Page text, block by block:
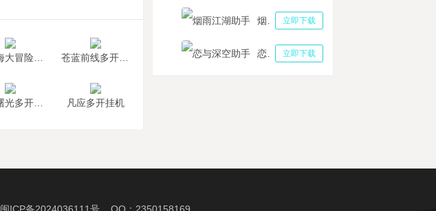
凡应多开挂机
立即下载
立即下载
闽ICP备2024036111号QQ：2350158169